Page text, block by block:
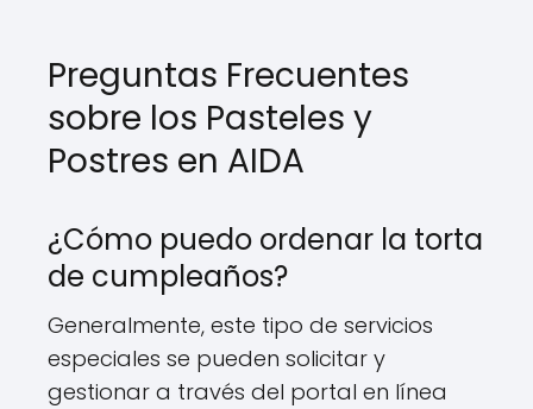
Preguntas Frecuentes
sobre los Pasteles y
Postres en AIDA
¿Cómo puedo ordenar la torta
de cumpleaños?
Generalmente, este tipo de servicios
especiales se pueden solicitar y
gestionar a través del portal en línea